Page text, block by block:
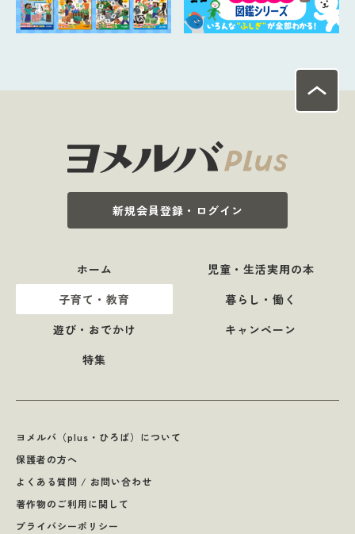
新規会員登録・ログイン
ホーム
児童・生活実用の本
子育て・教育
暮らし・働く
遊び・おでかけ
キャンペーン
特集
ヨメルバ（plus・ひろば）について
保護者の方へ
よくある質問 / お問い合わせ
著作物のご利用に関して
プライバシーポリシー